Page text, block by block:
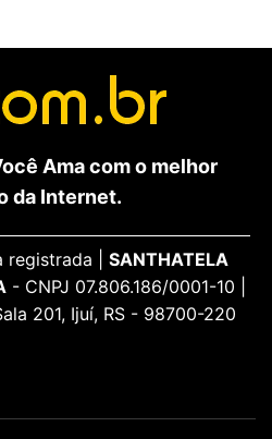
Ama com o melhor
da Internet.
registrada | SANTHATELA
- CNPJ 07.806.186/0001-10 |
201, Ijuí, RS - 98700-220